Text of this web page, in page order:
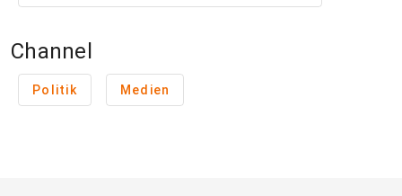
Channel
Politik Medien